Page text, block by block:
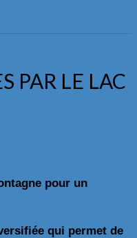
PAR LE LAC
pour un
qui permet de